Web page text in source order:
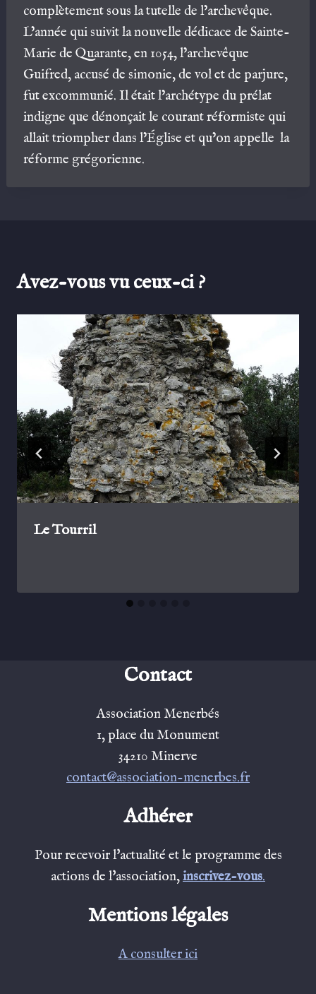
complètement sous la tutelle de l’archevêque.
L’année qui suivit la nouvelle dédicace de Sainte-
Marie de Quarante, en 1054, l’archevêque
Guifred, accusé de simonie, de vol et de parjure,
fut excommunié. Il était l’archétype du prélat
indigne que dénonçait le courant réformiste qui
allait triompher dans l’Église et qu’on appelle la
réforme grégorienne.
Avez-vous vu ceux-ci ?
Le Tourril
Contact
Association Menerbés
1, place du Monument
34210 Minerve
contact@association-menerbes.fr
Adhérer
Pour recevoir l'actualité et le programme des
actions de l'association,inscrivez-vous.
Mentions légales
A consulter ici